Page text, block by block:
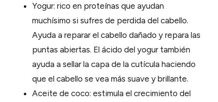
Yogur: rico en proteínas que ayudan
muchísimo si sufres de perdida del cabello.
Ayuda a reparar el cabello dañado y repara las
puntas abiertas. El ácido del yogur también
ayuda a sellar la capa de la cutícula haciendo
que el cabello se vea más suave y brillante.
Aceite de coco: estimula el crecimiento del